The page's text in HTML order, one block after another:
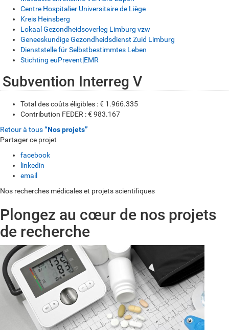
Centre Hospitalier Universitaire de Liège
Kreis Heinsberg
Lokaal Gezondheidsoverleg Limburg vzw
Geneeskundige Gezondheidsdienst Zuid Limburg
Dienststelle für Selbstbestimmtes Leben
Stichting euPrevent|EMR
Subvention Interreg V
Total des coûts éligibles : € 1.966.335
Contribution FEDER : € 983.167
Retour à tous“Nos projets”
Partager ce projet
facebook
linkedin
email
Nos recherches médicales et projets scientifiques
Plongez au cœur de nos projets
de recherche